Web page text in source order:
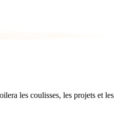
les coulisses, les projets et les